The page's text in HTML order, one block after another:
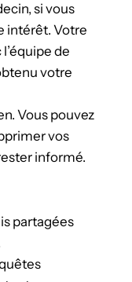
si vous
intérêt. Votre
de
votre
Vous pouvez
vos
informé.
partagées